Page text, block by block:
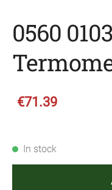
0560
€71.39
In stock